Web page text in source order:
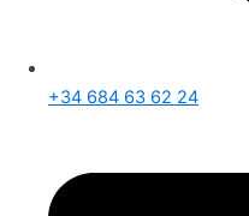
+34 684 63 62 24